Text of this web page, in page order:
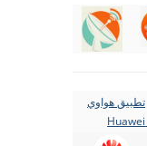
تطبيق هواوي